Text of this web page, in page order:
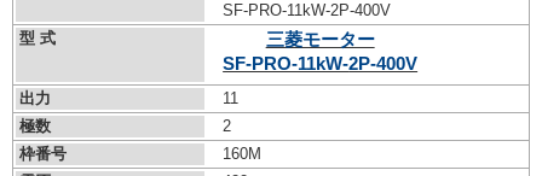
SF-PRO-11kW-2P-400V
型 式
三菱モーター
SF-PRO-11kW-2P-400V
出力
11
極数
2
枠番号
160M